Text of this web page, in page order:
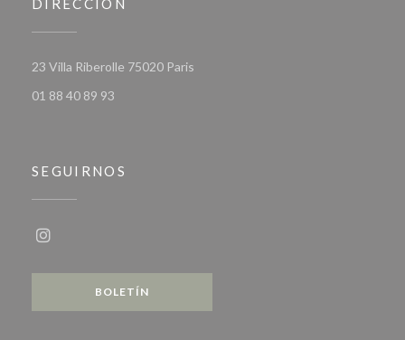
DIRECCIÓN
23 Villa Riberolle 75020 Paris
01 88 40 89 93
SEGUIRNOS
BOLETÍN